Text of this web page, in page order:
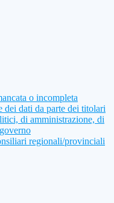
o incompleta
dei dati da parte dei titolari
di amministrazione, di
regionali/provinciali